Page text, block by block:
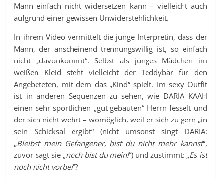
Mann einfach nicht widersetzen kann – vielleicht auch
aufgrund einer gewissen Unwiderstehlichkeit.
In ihrem Video vermittelt die junge Interpretin, dass der
Mann, der anscheinend trennungswillig ist, so einfach
nicht „davonkommt“. Selbst als junges Mädchen im
weißen Kleid steht vielleicht der Teddybär für den
Angebeteten, mit dem das „Kind“ spielt. Im sexy Outfit
ist in anderen Sequenzen zu sehen, wie DARIA KAAH
einen sehr sportlichen „gut gebauten“ Herrn fesselt und
der sich nicht wehrt – womöglich, weil er sich zu gern „in
sein Schicksal ergibt“ (nicht umsonst singt DARIA:
„Bleibst mein Gefangener, bist du nicht mehr kannst“,
zuvor sagt sie „noch bist du mein!“) und zustimmt: „Es ist
noch nicht vorbei“?